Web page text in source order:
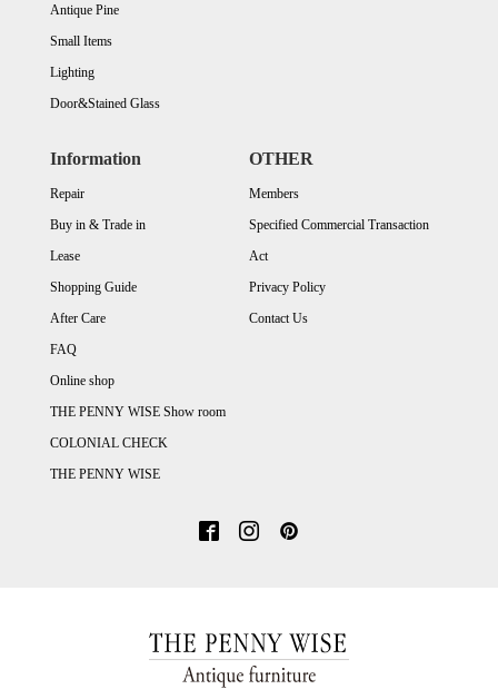
Antique Pine
Small Items
Lighting
Door&Stained Glass
Information
Repair
Buy in & Trade in
Lease
Shopping Guide
After Care
FAQ
Online shop
THE PENNY WISE Show room
COLONIAL CHECK
THE PENNY WISE
OTHER
Members
Specified Commercial Transaction
Act
Privacy Policy
Contact Us